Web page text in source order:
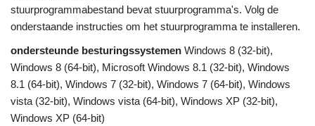
stuurprogrammabestand bevat stuurprogramma's. Volg de
onderstaande instructies om het stuurprogramma te installeren.
ondersteunde besturingssystemen Windows 8 (32-bit),
Windows 8 (64-bit), Microsoft Windows 8.1 (32-bit), Windows
8.1 (64-bit), Windows 7 (32-bit), Windows 7 (64-bit), Windows
vista (32-bit), Windows vista (64-bit), Windows XP (32-bit),
Windows XP (64-bit)